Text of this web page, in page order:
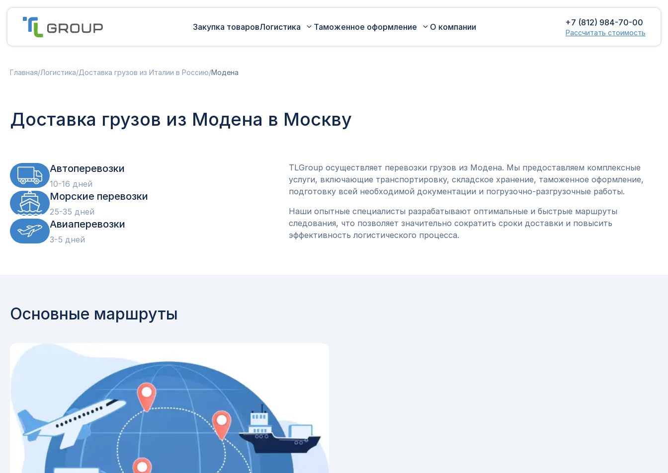
Закупка товаровЛогистика
Доставка грузов из Турции в
Россию
Железнодорожные перевозки грузов
Таможенное оформление
Международная доставка
товара
О компании +7 (812) 984-70-00
Рассчитать стоимость
Главная/Логистика/Доставка грузов из Италии в Россию/Модена
Доставка грузов из Модена в Москву
Автоперевозки
10-16 дней
Морские перевозки
25-35 дней
Авиаперевозки
3-5 дней
TLGroup осуществляет перевозки грузов из Модена. Мы предоставляем комплексные
услуги, включающие транспортировку, складское хранение, таможенное оформление,
подготовку всей необходимой документации и погрузочно-разгрузочные работы.
Наши опытные специалисты разрабатывают оптимальные и быстрые маршруты
следования, что позволяет значительно сократить сроки доставки и повысить
эффективность логистического процесса.
Основные маршруты